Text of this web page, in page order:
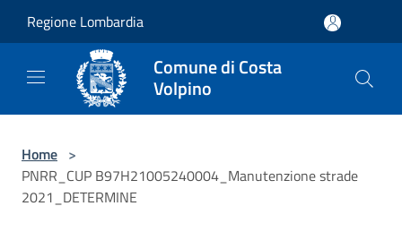
Regione Lombardia
Comune di Costa
Volpino
Home >
PNRR_CUP B97H21005240004_Manutenzione strade
2021_DETERMINE